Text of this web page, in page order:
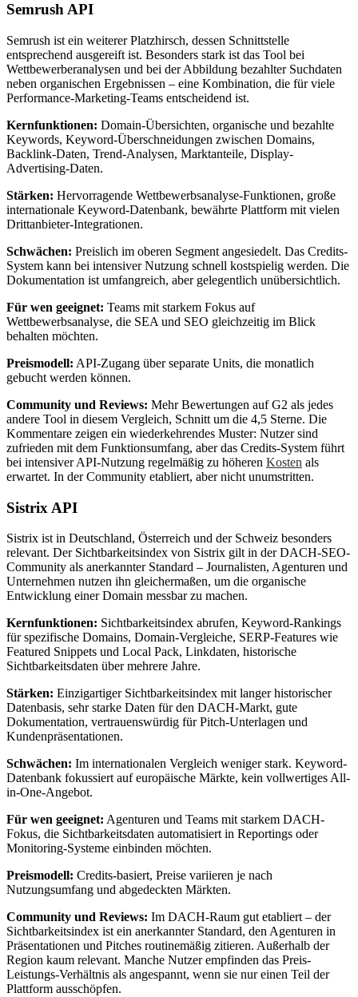
Semrush API
Semrush ist ein weiterer Platzhirsch, dessen Schnittstelle
entsprechend ausgereift ist. Besonders stark ist das Tool bei
Wettbewerberanalysen und bei der Abbildung bezahlter Suchdaten
neben organischen Ergebnissen – eine Kombination, die für viele
Performance-Marketing-Teams entscheidend ist.
Kernfunktionen: Domain-Übersichten, organische und bezahlte
Keywords, Keyword-Überschneidungen zwischen Domains,
Backlink-Daten, Trend-Analysen, Marktanteile, Display-
Advertising-Daten.
Stärken: Hervorragende Wettbewerbsanalyse-Funktionen, große
internationale Keyword-Datenbank, bewährte Plattform mit vielen
Drittanbieter-Integrationen.
Schwächen: Preislich im oberen Segment angesiedelt. Das Credits-
System kann bei intensiver Nutzung schnell kostspielig werden. Die
Dokumentation ist umfangreich, aber gelegentlich unübersichtlich.
Für wen geeignet: Teams mit starkem Fokus auf
Wettbewerbsanalyse, die SEA und SEO gleichzeitig im Blick
behalten möchten.
Preismodell: API-Zugang über separate Units, die monatlich
gebucht werden können.
Community und Reviews: Mehr Bewertungen auf G2 als jedes
andere Tool in diesem Vergleich, Schnitt um die 4,5 Sterne. Die
Kommentare zeigen ein wiederkehrendes Muster: Nutzer sind
zufrieden mit dem Funktionsumfang, aber das Credits-System führt
bei intensiver API-Nutzung regelmäßig zu höheren Kosten als
erwartet. In der Community etabliert, aber nicht unumstritten.
Sistrix API
Sistrix ist in Deutschland, Österreich und der Schweiz besonders
relevant. Der Sichtbarkeitsindex von Sistrix gilt in der DACH-SEO-
Community als anerkannter Standard – Journalisten, Agenturen und
Unternehmen nutzen ihn gleichermaßen, um die organische
Entwicklung einer Domain messbar zu machen.
Kernfunktionen: Sichtbarkeitsindex abrufen, Keyword-Rankings
für spezifische Domains, Domain-Vergleiche, SERP-Features wie
Featured Snippets und Local Pack, Linkdaten, historische
Sichtbarkeitsdaten über mehrere Jahre.
Stärken: Einzigartiger Sichtbarkeitsindex mit langer historischer
Datenbasis, sehr starke Daten für den DACH-Markt, gute
Dokumentation, vertrauenswürdig für Pitch-Unterlagen und
Kundenpräsentationen.
Schwächen: Im internationalen Vergleich weniger stark. Keyword-
Datenbank fokussiert auf europäische Märkte, kein vollwertiges All-
in-One-Angebot.
Für wen geeignet: Agenturen und Teams mit starkem DACH-
Fokus, die Sichtbarkeitsdaten automatisiert in Reportings oder
Monitoring-Systeme einbinden möchten.
Preismodell: Credits-basiert, Preise variieren je nach
Nutzungsumfang und abgedeckten Märkten.
Community und Reviews: Im DACH-Raum gut etabliert – der
Sichtbarkeitsindex ist ein anerkannter Standard, den Agenturen in
Präsentationen und Pitches routinemäßig zitieren. Außerhalb der
Region kaum relevant. Manche Nutzer empfinden das Preis-
Leistungs-Verhältnis als angespannt, wenn sie nur einen Teil der
Plattform ausschöpfen.